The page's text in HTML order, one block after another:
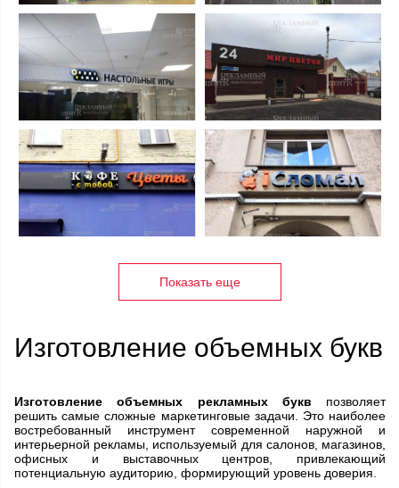
Показать еще
Изготовление объемных букв
Изготовление объемных рекламных букв позволяет
решить самые сложные маркетинговые задачи. Это наиболее
востребованный инструмент современной наружной и
интерьерной рекламы, используемый для салонов, магазинов,
офисных и выставочных центров, привлекающий
потенциальную аудиторию, формирующий уровень доверия.